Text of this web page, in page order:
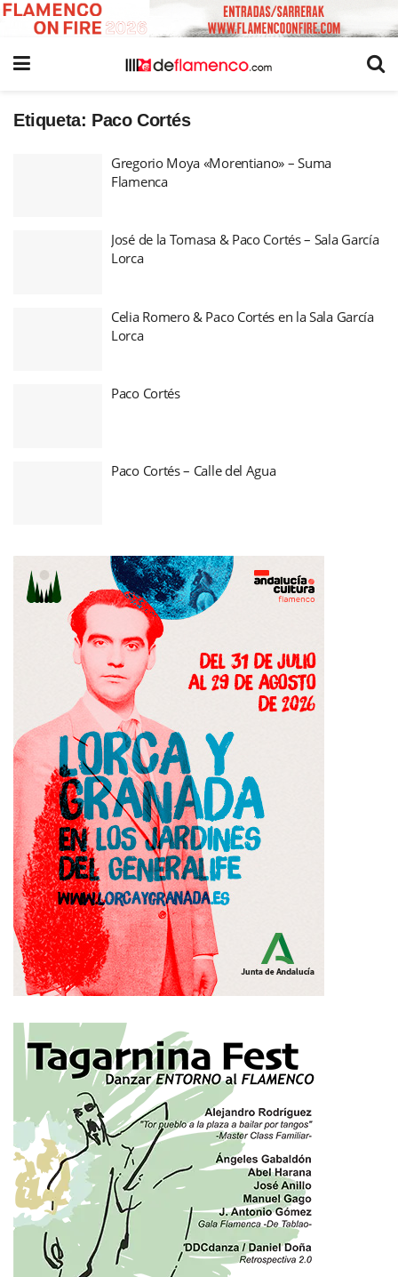
Etiqueta: Paco Cortés
Gregorio Moya «Morentiano» – Suma
Flamenca
José de la Tomasa & Paco Cortés – Sala García
Lorca
Celia Romero & Paco Cortés en la Sala García
Lorca
Paco Cortés
Paco Cortés – Calle del Agua